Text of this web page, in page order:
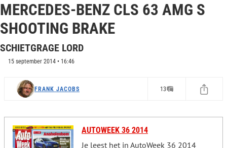
MERCEDES-BENZ CLS 63 AMG S
SHOOTING BRAKE
SCHIETGRAGE LORD
15 september 2014 • 16:46
FRANK JACOBS 13
AUTOWEEK 36 2014
Je leest het in AutoWeek 36 2014